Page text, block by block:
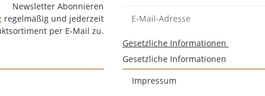
Newsletter Abonnieren
regelmäßig und jederzeit
per E-Mail zu.
Gesetzliche Informationen
Gesetzliche Informationen
Impressum